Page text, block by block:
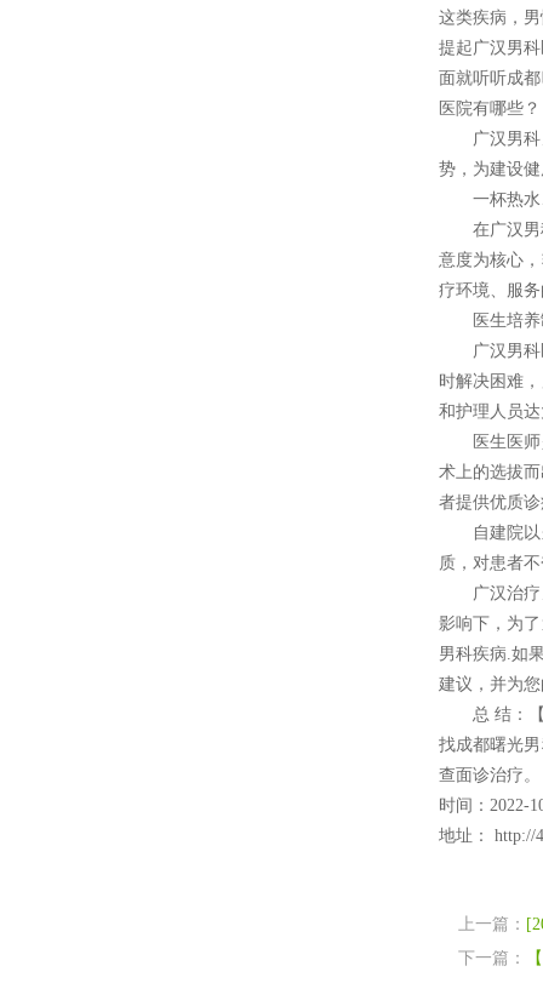
这类疾病，
提起广汉男
面就听听成
医院有哪些？
广汉男科男
势，为建设
一杯热水
在广汉男科
意度为核心
疗环境、服
医生培养
广汉男科医
时解决困难
和护理人员
医生医师是
术上的选拔
者提供优质
自建院以来
质，对患者
广汉治疗男
影响下，为
男科疾病.如
建议，并为
总 结：【
找成都曙光
查面诊治疗。
时间：2022-
地址：
http://
上一篇：
下一篇：